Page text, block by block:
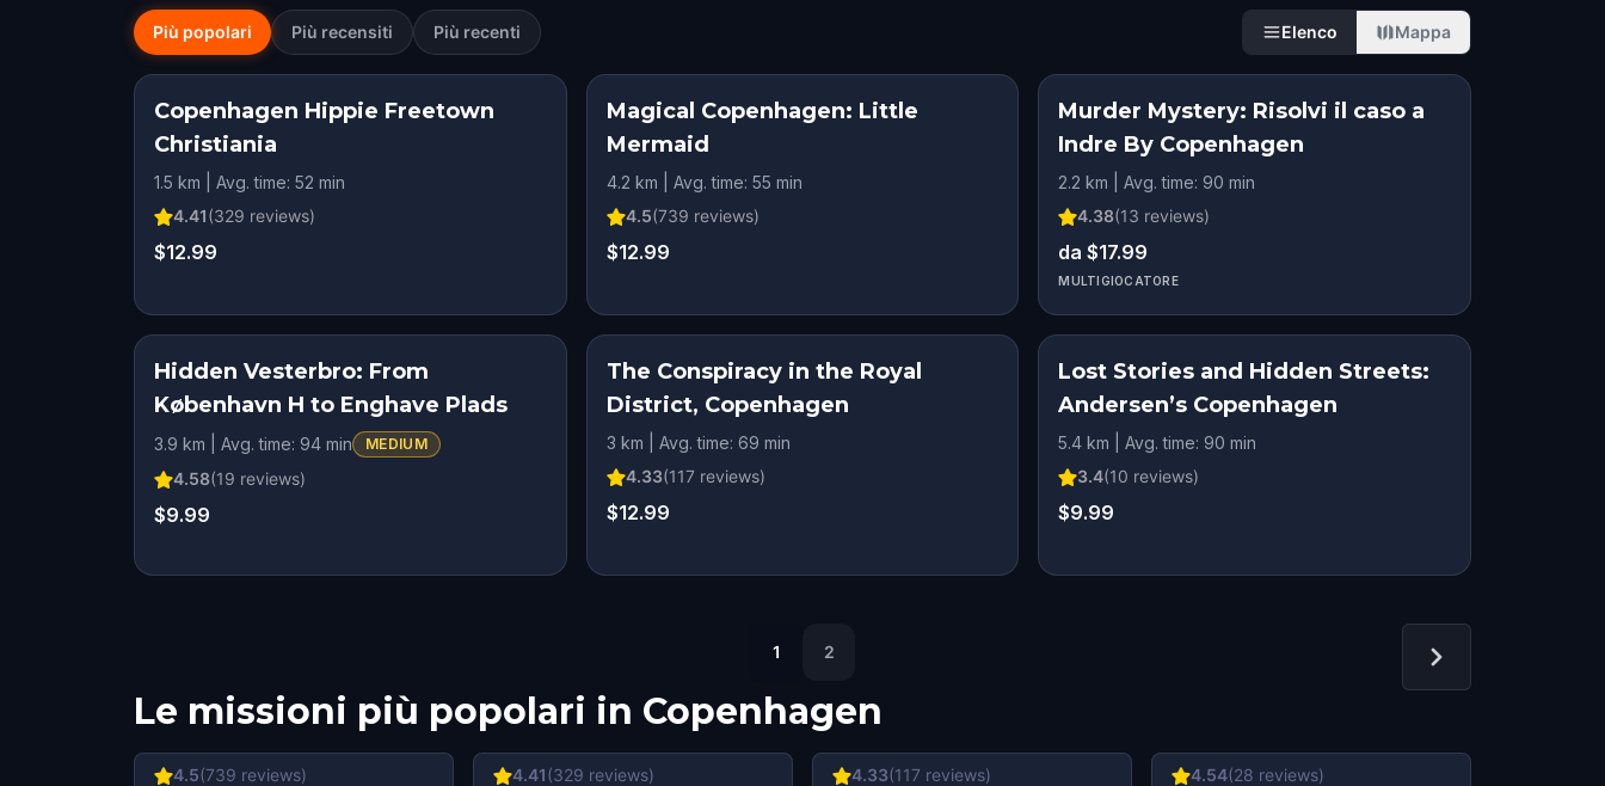
Più popolari Più recensiti Più recenti Elenco Mappa
Copenhagen Hippie Freetown
Christiania
1.5 km | Avg. time: 52 min
4.41(329 reviews)
$12.99
Magical Copenhagen: Little
Mermaid
4.2 km | Avg. time: 55 min
4.5(739 reviews)
$12.99
Murder Mystery: Risolvi il caso a
Indre By Copenhagen
2.2 km | Avg. time: 90 min
4.38(13 reviews)
da $17.99
MULTIGIOCATORE
STEP INTO THE STORY
HIDDEN HISTORY
SQUAD CHALLENGE
Hidden Vesterbro: From
København H to Enghave Plads
3.9 km | Avg. time: 94 min MEDIUM
4.58(19 reviews)
$9.99
The Conspiracy in the Royal
District, Copenhagen
3 km | Avg. time: 69 min
4.33(117reviews)
$12.99
Lost Stories and Hidden Streets:
Andersen’s Copenhagen
5.4 km | Avg. time: 90 min
3.4(10 reviews)
$9.99
1 2
Le missioni più popolari in Copenhagen
4.5(739 reviews) 4.41(329 reviews) 4.33(117 reviews) 4.54(28 reviews)